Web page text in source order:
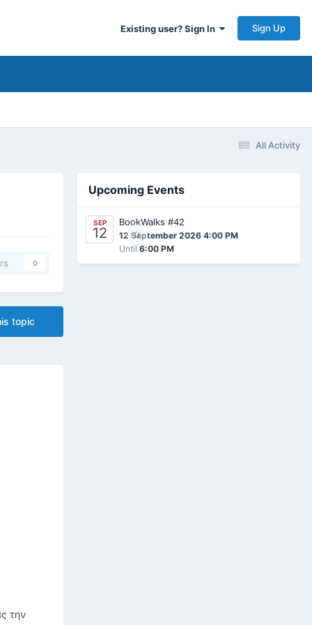
Existing user? Sign In Sign Up
All Activity
0
topic
την
Upcoming Events
SEP
12 0
BookWalks #42
12 September 2026 4:00 PM
Until 6:00 PM